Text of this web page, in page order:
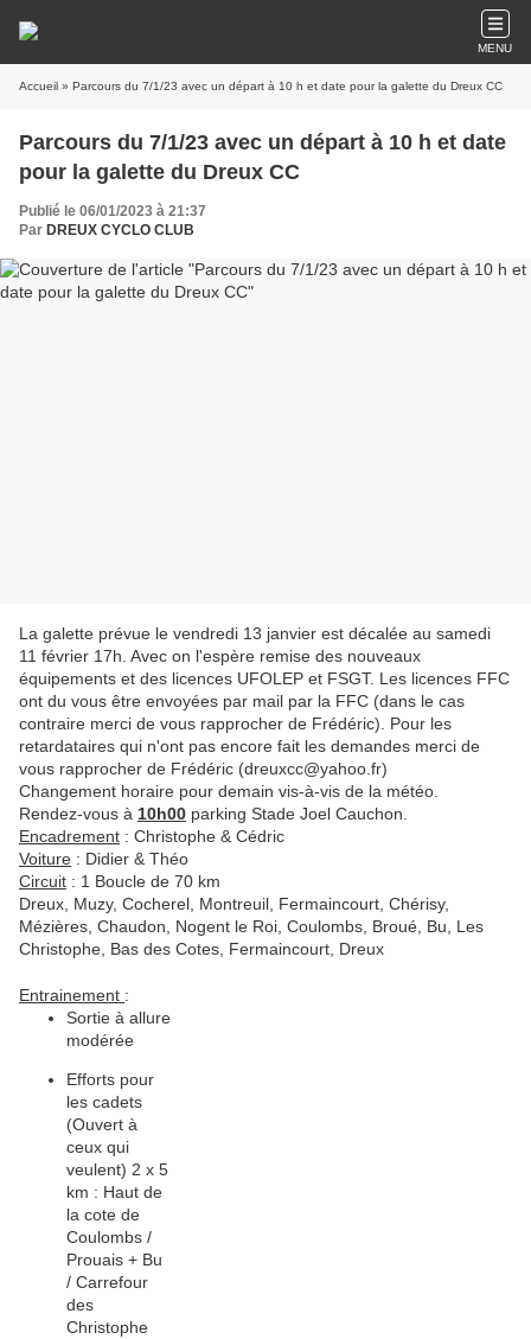
MENU
Accueil » Parcours du 7/1/23 avec un départ à 10 h et date pour la galette du Dreux CC
Parcours du 7/1/23 avec un départ à 10 h et date
pour la galette du Dreux CC
Publié le 06/01/2023 à 21:37
Par DREUX CYCLO CLUB
La galette prévue le vendredi 13 janvier est décalée au samedi
11 février 17h. Avec on l'espère remise des nouveaux
équipements et des licences UFOLEP et FSGT. Les licences FFC
ont du vous être envoyées par mail par la FFC (dans le cas
contraire merci de vous rapprocher de Frédéric). Pour les
retardataires qui n'ont pas encore fait les demandes merci de
vous rapprocher de Frédéric (dreuxcc@yahoo.fr)
Changement horaire pour demain vis-à-vis de la météo.
Rendez-vous à 10h00 parking Stade Joel Cauchon.
Encadrement : Christophe & Cédric
Voiture : Didier & Théo
Circuit : 1 Boucle de 70 km
Dreux, Muzy, Cocherel, Montreuil, Fermaincourt, Chérisy,
Mézières, Chaudon, Nogent le Roi, Coulombs, Broué, Bu, Les
Christophe, Bas des Cotes, Fermaincourt, Dreux
Entrainement :
Sortie à allure
modérée
Efforts pour
les cadets
(Ouvert à
ceux qui
veulent) 2 x 5
km : Haut de
la cote de
Coulombs /
Prouais + Bu
/ Carrefour
des
Christophe